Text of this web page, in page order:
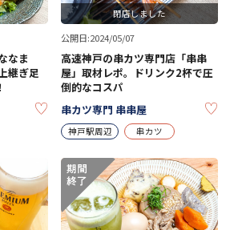
なま
継ぎ足
KEEP
閉店しました
公開日:2024/05/07
高速神戸の串カツ専門店「串串
屋」取材レポ。ドリンク2杯で圧
倒的なコスパ
串カツ専門 串串屋
神戸駅周辺 串カツ